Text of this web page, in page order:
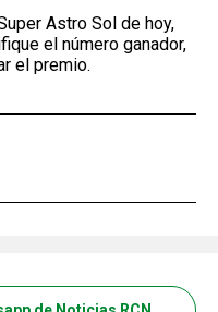
Astro Sol de hoy,
el número ganador,
el premio.